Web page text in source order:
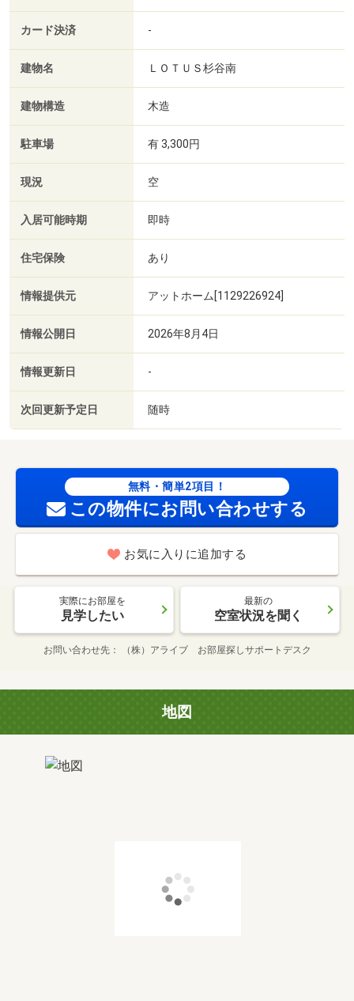
カード決済 -
建物名 ＬＯＴＵＳ杉谷南
建物構造 木造
駐車場 有 3,300円
現況 空
入居可能時期 即時
住宅保険 あり
情報提供元 アットホーム[1129226924]
情報公開日 2026年8月4日
情報更新日 -
次回更新予定日 随時
無料・簡単2項目！
この物件にお問い合わせする
お気に入りに追加する
実際にお部屋を
見学したい
最新の
空室状況を聞く
お問い合わせ先 （株）アライブ お部屋探しサポートデスク
地図